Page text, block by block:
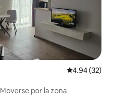
Calificación
4.94 (32)
Moverse por la zona